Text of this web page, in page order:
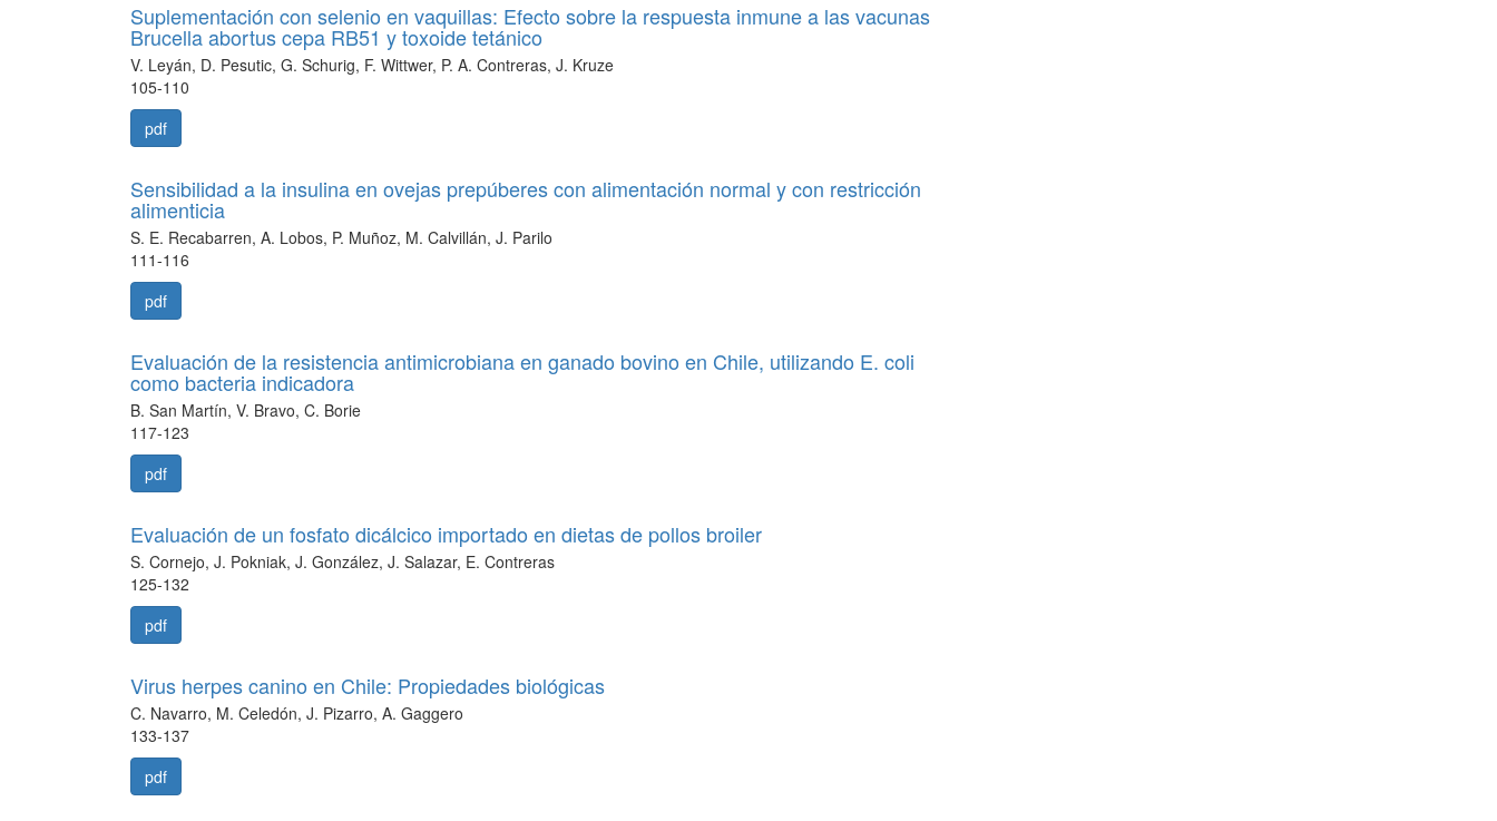
Suplementación con selenio en vaquillas: Efecto sobre la respuesta inmune a las vacunas
Brucella abortus cepa RB51 y toxoide tetánico
V. Leyán, D. Pesutic, G. Schurig, F. Wittwer, P. A. Contreras, J. Kruze
105-110
pdf
Sensibilidad a la insulina en ovejas prepúberes con alimentación normal y con restricción
alimenticia
S. E. Recabarren, A. Lobos, P. Muñoz, M. Calvillán, J. Parilo
111-116
pdf
Evaluación de la resistencia antimicrobiana en ganado bovino en Chile, utilizando E. coli
como bacteria indicadora
B. San Martín, V. Bravo, C. Borie
117-123
pdf
Evaluación de un fosfato dicálcico importado en dietas de pollos broiler
S. Cornejo, J. Pokniak, J. González, J. Salazar, E. Contreras
125-132
pdf
Virus herpes canino en Chile: Propiedades biológicas
C. Navarro, M. Celedón, J. Pizarro, A. Gaggero
133-137
pdf